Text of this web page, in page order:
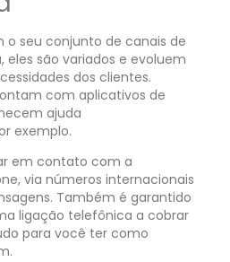
o seu conjunto de canais de
eles são variados e evoluem
dos clientes.
com aplicativos de
ajuda
exemplo.
em contato com a
via números internacionais
Também é garantido
ligação telefônica a cobrar
para você ter como